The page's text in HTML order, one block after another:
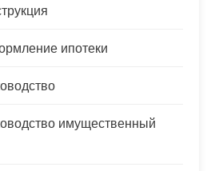
ипотеки
имущественный